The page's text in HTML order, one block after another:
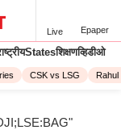
Live Epaper
Statesशिक्षणव्हिडीओ
CSK vs LSG Rahul